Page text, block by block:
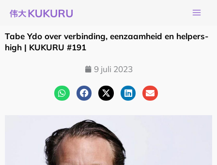
naar
de
inhoud
Tabe Ydo over verbinding, eenzaamheid en helpers-
high | KUKURU #191
9 juli 2023